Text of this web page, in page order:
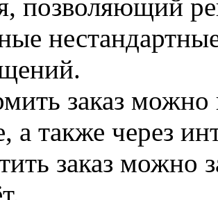
позволяющий
заказ можно
а также через
заказ можно